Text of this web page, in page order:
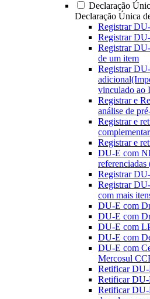
Declaração
Declaração Única
Registrar
Registrar
Registrar
de um item
Registrar
vinculado ao
Registrar e
análise de
Registrar e
Registrar e
DU-E com
referenciadas
Registrar
Registrar
com mais
DU-E com
DU-E com
DU-E com
DU-E com
DU-E com
Mercosul
Retificar
Retificar
Retificar DU-